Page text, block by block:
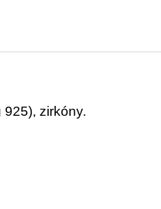
925), zirkóny.